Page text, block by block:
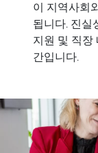
이 지역사회
됩니다. 진실
지원 및 직장
간입니다.